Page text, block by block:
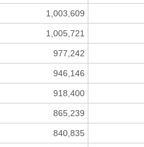
1,003,609
1,005,721
977,242
946,146
918,400
865,239
840,835